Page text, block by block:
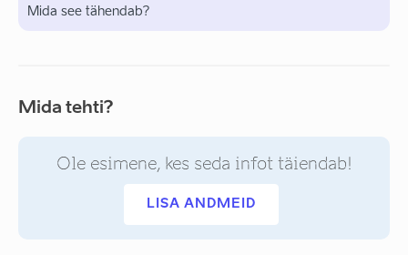
Mida see tähendab?
Mida tehti?
Ole esimene, kes seda infot täiendab!
LISA ANDMEID